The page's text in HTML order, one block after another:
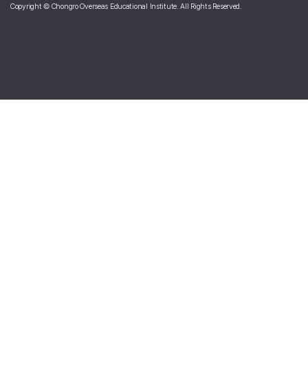
Copyright © Chongro Overseas Educational Institute. All Rights Reserved.